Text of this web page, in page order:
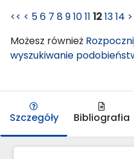
<< < 56 7 891011 121314 >
Możesz również
wyszukiwanie
Szczegóły Bibliografia